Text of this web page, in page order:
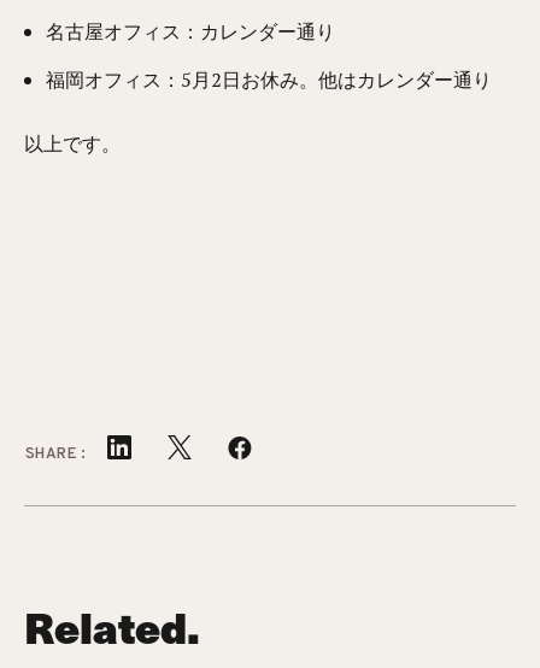
名古屋オフィス：カレンダー通り
福岡オフィス：5月2日お休み。他はカレンダー通り
以上です。
SHARE:
Related.